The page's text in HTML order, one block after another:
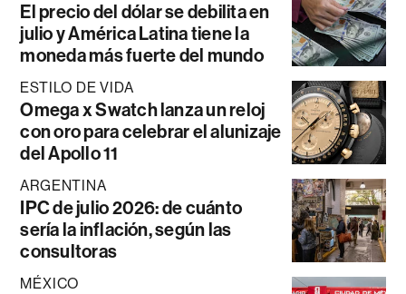
El precio del dólar se debilita en
julio y América Latina tiene la
moneda más fuerte del mundo
ESTILO DE VIDA
Omega x Swatch lanza un reloj
con oro para celebrar el alunizaje
del Apollo 11
ARGENTINA
IPC de julio 2026: de cuánto
sería la inflación, según las
consultoras
MÉXICO